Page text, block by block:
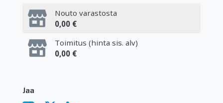
Nouto varastosta
0,00 €
Toimitus (hinta sis. alv)
0,00 €
Jaa